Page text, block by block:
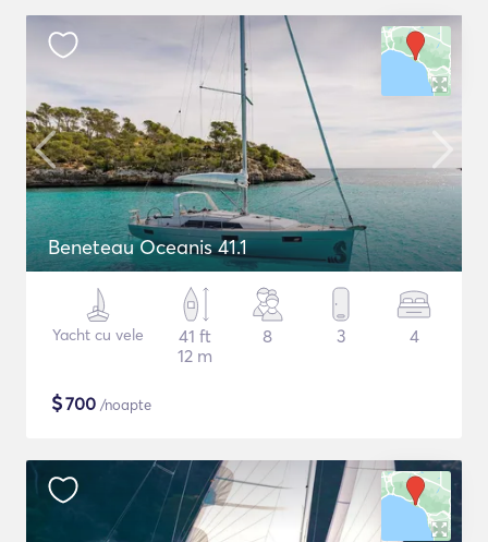
Beneteau Oceanis 41.1
Yacht cu vele
41 ft
12 m
8 3 4
$700 /noapte